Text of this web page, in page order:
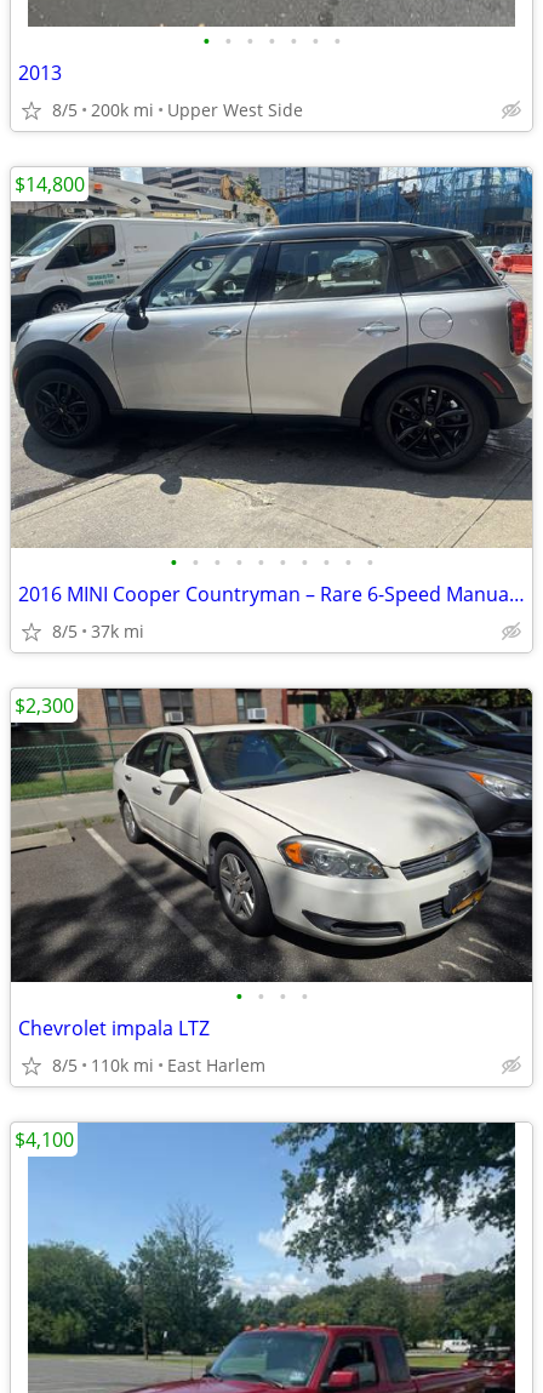
• • • • • • •
2013
8/5 200k mi Upper West Side
• • • • • • • • • •
2016 MINI Cooper Countryman – Rare 6-Speed Manual – Only 37,337 Miles
8/5 37k mi
$14,800
• • • •
Chevrolet impala LTZ
8/5 110k mi East Harlem
$2,300
$4,100